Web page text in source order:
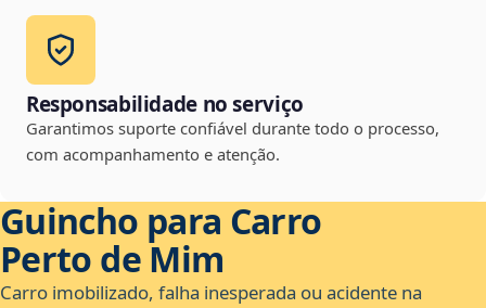
Responsabilidade no serviço
Garantimos suporte confiável durante todo o processo,
com acompanhamento e atenção.
Guincho para Carro
Perto de Mim
Carro imobilizado, falha inesperada ou acidente na